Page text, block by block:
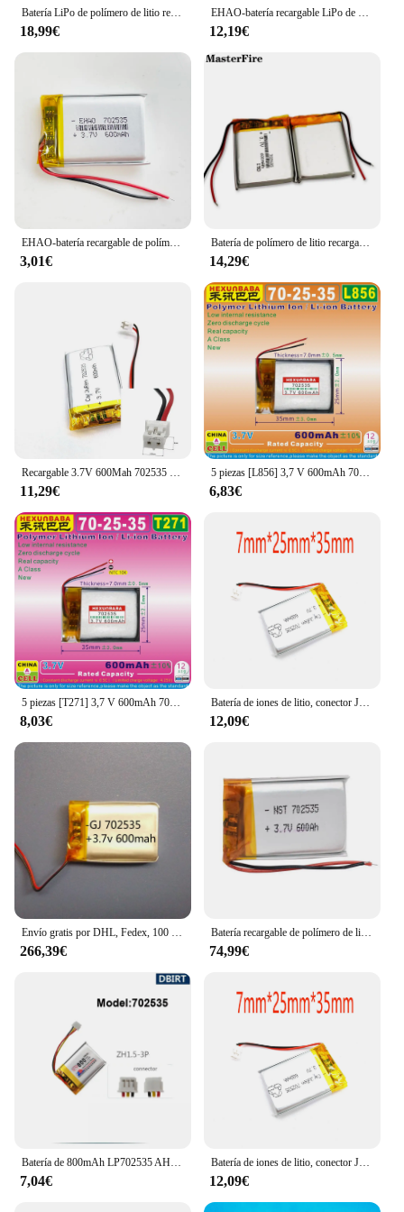
Batería LiPo de polímero de litio recargable para Mp3, GPS, Bluetooth, Ebooks, cámara, 10 piezas, 702535, 3,7 V, 600mAh
18,99€
EHAO-batería recargable LiPo de polímero de litio, 5 piezas, 702535, 3,7 V, 600mAh, para Mp3, GPS, bluetooth, ebooks, Banco de energía, cámara
12,19€
EHAO-batería recargable de polímero de litio para reloj inteligente, dispositivo LiPo para Mp3, GPS, bolígrafo de grabación, auriculares, Bluetooth, 702535, 3,7 V, 600mAh
3,01€
Batería de polímero de litio recargable para reloj inteligente, 2 piezas, 3,7 V, 600mah, 702535 para auriculares Bluetooth, juguete eléctrico, baterías de luz LED
14,29€
11,29€
5 piezas [L856] 3,7 V 600mAh 702535 batería de iones de litio de polímero para auriculares, reloj inteligente, altavoz, auriculares TWS
6,83€
8,03€
Batería de iones de litio, conector JST de 3,7mm, 2/5/10/20 piezas, 600 V, 702535 mAh, 2,0
12,09€
266,39€
Batería recargable de polímero de litio, 100/200, 702535 V, 3,7 mAh, 600, 50/072535 unidades, venta al por mayor
74,99€
7,04€
Batería de iones de litio, conector JST de 3,7mm, 2/5/10/20 piezas, 600 V, 702535 mAh, 2,0
12,09€